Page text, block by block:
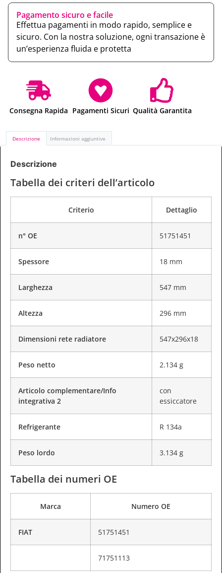
Pagamento sicuro e facile
Effettua pagamenti in modo rapido, semplice e
sicuro. Con la nostra soluzione, ogni transazione è
un’esperienza fluida e protetta
Consegna Rapida Pagamenti Sicuri Qualità Garantita
Descrizione Informazioni aggiuntive
Descrizione
Tabella dei criteri dell’articolo
Criterio Dettaglio
n° OE 51751451
Spessore 18 mm
Larghezza 547 mm
Altezza 296 mm
Dimensioni rete radiatore 547x296x18
Peso netto 2.134 g
Articolo complementare/Info
integrativa 2
con
essiccatore
Refrigerante R 134a
Peso lordo 3.134 g
Tabella dei numeri OE
Marca Numero OE
FIAT 51751451
71751113